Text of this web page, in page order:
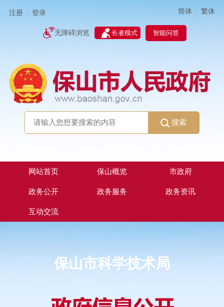
注册 登录 简体 | 繁体
无障碍浏览 长者模式 智能问答
搜索
网站首页 保山概览 市政府
政务公开 政务服务 政务资讯
互动交流
保山市科学技术局